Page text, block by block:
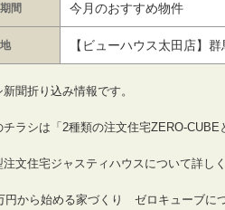
間 今月のおすすめ物件
【ビューハウス太田店】
聞折り込み情報です。
チラシは「2種類の注文住宅ZERO-
注文住宅ジャスティハウスについて詳し
円から始める家づくり ゼロキューブに